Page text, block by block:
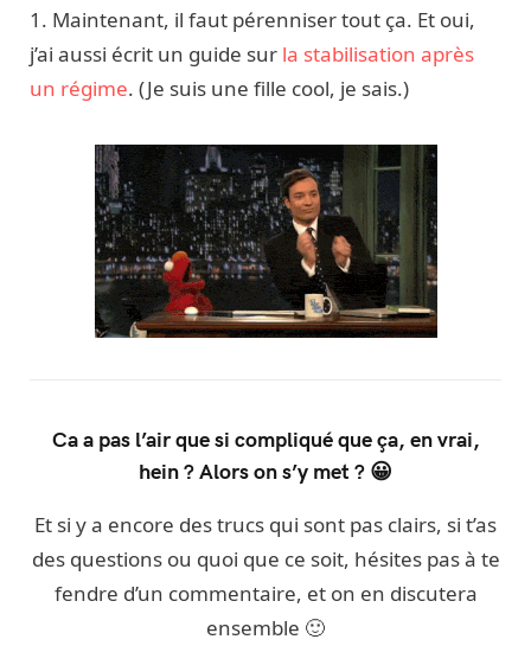
1. Maintenant, il faut pérenniser tout ça. Et oui,
j’ai aussi écrit un guide sur la stabilisation après
un régime. (Je suis une fille cool, je sais.)
Ca a pas l’air que si compliqué que ça, en vrai,
hein ? Alors on s’y met ? 😀
Et si y a encore des trucs qui sont pas clairs, si t’as
des questions ou quoi que ce soit, hésites pas à te
fendre d’un commentaire, et on en discutera
ensemble 🙂